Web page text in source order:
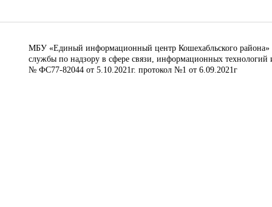
МБУ «Единый информационный центр Кошехабльского района»
службы по надзору в сфере связи, информационных
№ ФС77-82044 от 5.10.2021г. протокол №1 от 6.09.2021г